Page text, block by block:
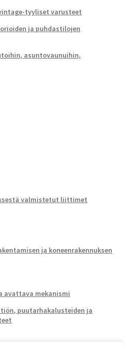
tyyliset varusteet
ja puhdastilojen
asuntovaunuihin,
valmistetut liittimet
ja koneenrakennuksen
avattava mekanismi
puutarhakalusteiden ja